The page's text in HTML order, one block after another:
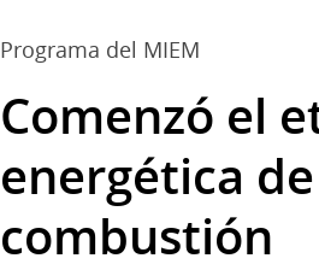
Programa del MIEM
Comenzó el
energética
combustión